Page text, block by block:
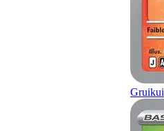
Gruikui